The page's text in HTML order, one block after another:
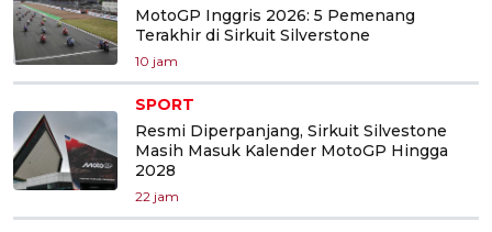
MotoGP Inggris 2026: 5 Pemenang
Terakhir di Sirkuit Silverstone
10 jam
SPORT
Resmi Diperpanjang, Sirkuit Silvestone
Masih Masuk Kalender MotoGP Hingga
2028
22 jam